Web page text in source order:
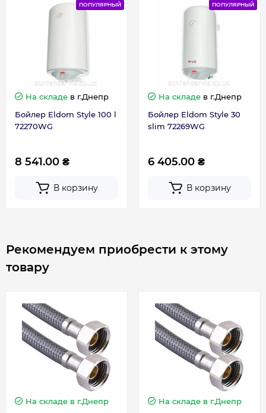
Вес, кг
Глубина, мм 380
Ширина, мм
Гарантия
ПОПУЛЯРНЫЙ
На складе в г.Днепр
Бойлер Eldom Style 100 l
72270WG
8 541.00 ₴
В корзину
ПОПУЛЯРНЫЙ
На складе в г.Днепр
Бойлер Eldom Style 30
slim 72269WG
6 405.00 ₴
В корзину
Рекомендуем приобрести к этому
товару
На складе в г.Днепр
На складе в г.Днепр